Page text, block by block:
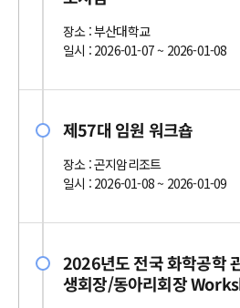
장소 : 부산대학교
일시 : 2026-01-07 ~ 2026-01-08
제57대 임원 워크숍
장소 : 곤지암리조트
일시 : 2026-01-08 ~ 2026-01-09
2026년도 전국 화학공학
생회장/동아리회장